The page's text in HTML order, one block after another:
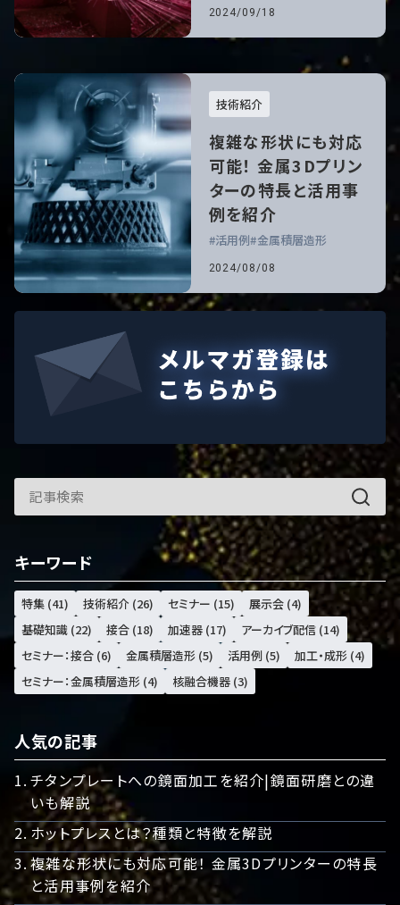
2024/09/18
技術紹介
複雑な形状にも対応
可能！ 金属3Dプリン
ターの特長と活用事
例を紹介
活用例 金属積層造形
2024/08/08
キーワード
特集 (41) 技術紹介 (26) セミナー (15)
展示会 (4)
基礎知識 (22)
接合 (18) 加速器 (17)
アーカイブ配信 (14)
セミナー：接合 (6)
金属積層造形 (5) 活用例 (5)
加工・成形 (4)
セミナー：金属積層造形 (4)
核融合機器 (3)
人気の記事
チタンプレートへの鏡面加工を紹介|鏡面研磨との違
いも解説
ホットプレスとは？種類と特徴を解説
複雑な形状にも対応可能！ 金属3Dプリンターの特長
と活用事例を紹介